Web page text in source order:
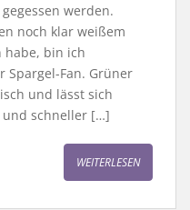
werden.
noch klar weißem
habe, bin ich
Fan. Grüner
und lässt sich
schneller […]
WEITERLESEN